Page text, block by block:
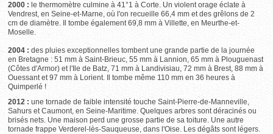
2000 : le thermomètre culmine à 41°1 à Corte. Un violent orage éclate à
Vendrest, en Seine-et-Marne, où l'on recueille 66,4 mm et des grêlons de 2
cm de diamètre. Il tombe également 69,8 mm à Villette, en Meurthe-et-
Moselle.
2004 : des pluies exceptionnelles tombent une grande partie de la journée
en Bretagne : 51 mm à Saint-Brieuc, 55 mm à Lannion, 65 mm à Plouguenast
(Côtes d'Armor) et l'Ile de Batz, 71 mm à Landivisiau, 72 mm à Brest, 88 mm à
Ouessant et 97 mm à Lorient. Il tombe même 110 mm en 36 heures à
Quimperlé !
2012 : une tornade de faible intensité touche Saint-Pierre-de-Manneville,
Sahurs et Caumont, en Seine-Maritime. Quelques arbres sont déracinés ou
brisés nets. Une maison perd une grosse partie de sa toiture. Une autre
tornade frappe Verderel-lès-Sauqueuse, dans l'Oise. Les dégâts sont légers.